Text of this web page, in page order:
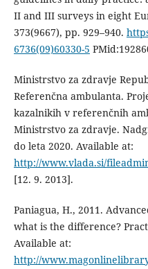
II and III surveys in eight
373(9667), pp. 929–940.
6736(09)60330-5
Ministrstvo za zdravje
Referenčna ambulanta.
kazalnikih v referenčnih
Ministrstvo za zdravje.
do leta 2020. Available at:
http://www.vlada.si/
[12. 9. 2013].
Paniagua, H., 2011.
what is the difference?
Available at:
http://